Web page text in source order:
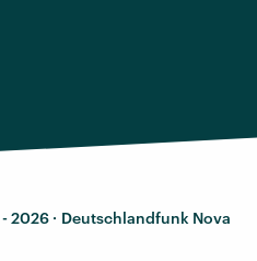
2026 · Deutschlandfunk Nova